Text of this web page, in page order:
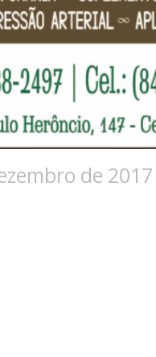
de 2017